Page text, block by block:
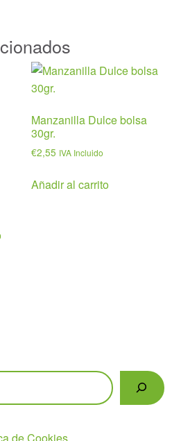
Manzanilla Dulce bolsa
30gr.
€2,55 IVA Incluido
Añadir al carrito
de Cookies